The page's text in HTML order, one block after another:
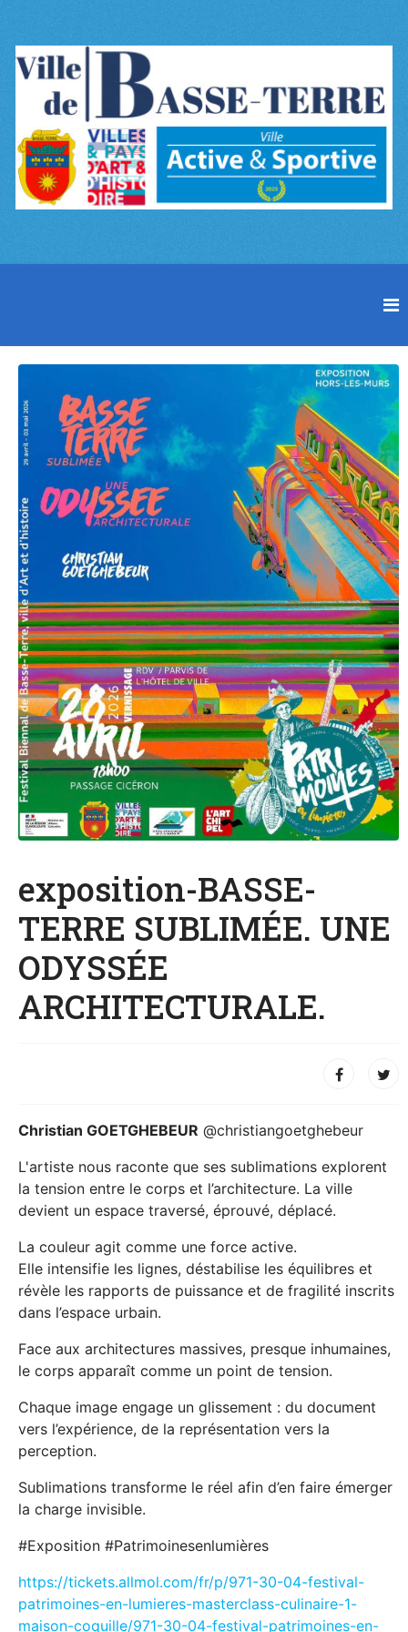
exposition-BASSE-
TERRE SUBLIMÉE. UNE
ODYSSÉE
ARCHITECTURALE.
Christian GOETGHEBEUR @christiangoetghebeur
L'artiste nous raconte que ses sublimations explorent
la tension entre le corps et l’architecture. La ville
devient un espace traversé, éprouvé, déplacé.
La couleur agit comme une force active.
Elle intensifie les lignes, déstabilise les équilibres et
révèle les rapports de puissance et de fragilité inscrits
dans l’espace urbain.
Face aux architectures massives, presque inhumaines,
le corps apparaît comme un point de tension.
Chaque image engage un glissement : du document
vers l’expérience, de la représentation vers la
perception.
Sublimations transforme le réel afin d’en faire émerger
la charge invisible.
#Exposition #Patrimoinesenlumières
https://tickets.allmol.com/fr/p/971-30-04-festival-
patrimoines-en-lumieres-masterclass-culinaire-1-
maison-coquille/971-30-04-festival-patrimoines-en-